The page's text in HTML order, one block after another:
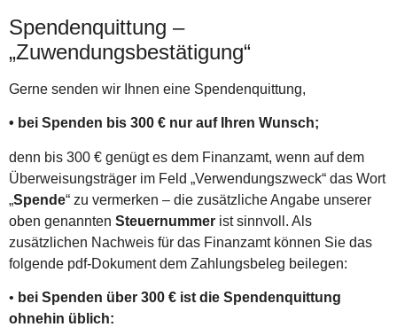
Spendenquittung –
„Zuwendungsbestätigung“
Gerne senden wir Ihnen eine Spendenquittung,
• bei Spenden bis 300 € nur auf Ihren Wunsch;
denn bis 300 € genügt es dem Finanzamt, wenn auf dem
Überweisungsträger im Feld „Verwendungszweck“ das Wort
„Spende“ zu vermerken – die zusätzliche Angabe unserer
oben genannten Steuernummer ist sinnvoll. Als
zusätzlichen Nachweis für das Finanzamt können Sie das
folgende pdf-Dokument dem Zahlungsbeleg beilegen:
• bei Spenden über 300 € ist die Spendenquittung
ohnehin üblich: